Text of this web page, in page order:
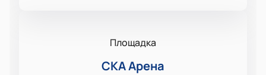
Площадка
СКА Арена